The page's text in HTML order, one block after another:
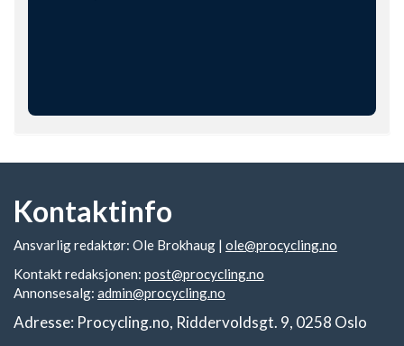
Kontaktinfo
Ansvarlig redaktør: Ole Brokhaug | ole@procycling.no
Kontakt redaksjonen: post@procycling.no
Annonsesalg: admin@procycling.no
Adresse: Procycling.no, Riddervoldsgt. 9, 0258 Oslo